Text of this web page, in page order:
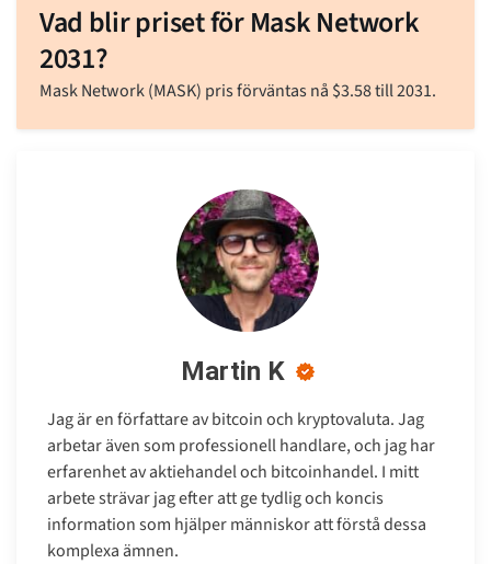
Vad blir priset för Mask Network
2031?
Mask Network (MASK) pris förväntas nå $3.58till 2031.
Martin K
Jag är en författare av bitcoin och kryptovaluta. Jag
arbetar även som professionell handlare, och jag har
erfarenhet av aktiehandel och bitcoinhandel. I mitt
arbete strävar jag efter att ge tydlig och koncis
information som hjälper människor att förstå dessa
komplexa ämnen.